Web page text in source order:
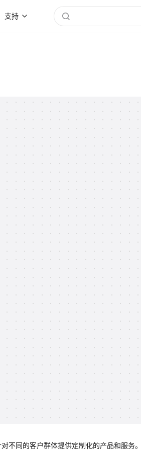
支持
不同的客户群体提供定制化的产品和服务